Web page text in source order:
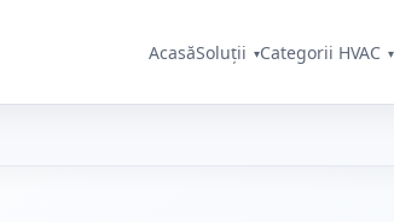
AcasăSoluții Categorii HVAC